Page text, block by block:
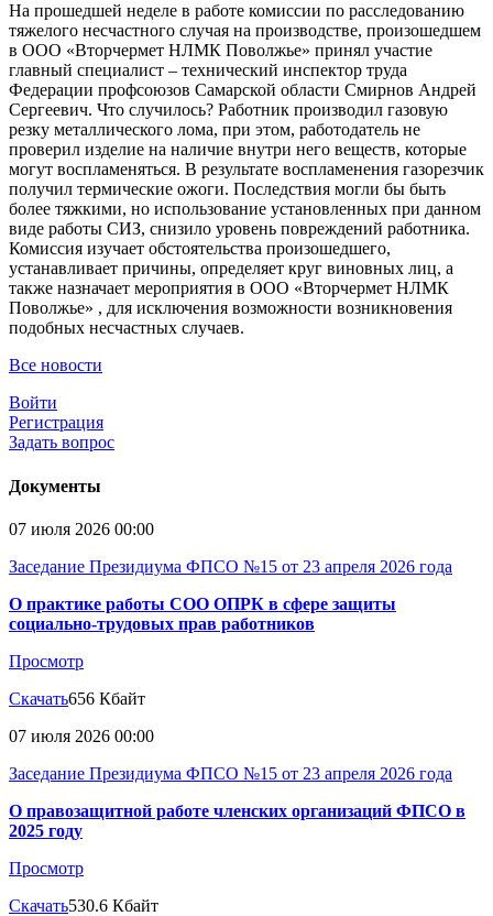
На прошедшей неделе в работе комиссии по расследованию
тяжелого несчастного случая на производстве, произошедшем
в ООО «Вторчермет НЛМК Поволжье» принял участие
главный специалист – технический инспектор труда
Федерации профсоюзов Самарской области Смирнов Андрей
Сергеевич. Что случилось? Работник производил газовую
резку металлического лома, при этом, работодатель не
проверил изделие на наличие внутри него веществ, которые
могут воспламеняться. В результате воспламенения газорезчик
получил термические ожоги. Последствия могли бы быть
более тяжкими, но использование установленных при данном
виде работы СИЗ, снизило уровень повреждений работника.
Комиссия изучает обстоятельства произошедшего,
устанавливает причины, определяет круг виновных лиц, а
также назначает мероприятия в ООО «Вторчермет НЛМК
Поволжье» , для исключения возможности возникновения
подобных несчастных случаев.
Все новости
Войти
Регистрация
Задать вопрос
Документы
07 июля 2026 00:00
Заседание Президиума ФПСО №15 от 23 апреля 2026 года
О практике работы СОО ОПРК в сфере защиты
социально-трудовых прав работников
Просмотр
Скачать656 Кбайт
07 июля 2026 00:00
Заседание Президиума ФПСО №15 от 23 апреля 2026 года
О правозащитной работе членских организаций ФПСО в
2025 году
Просмотр
Скачать530.6 Кбайт